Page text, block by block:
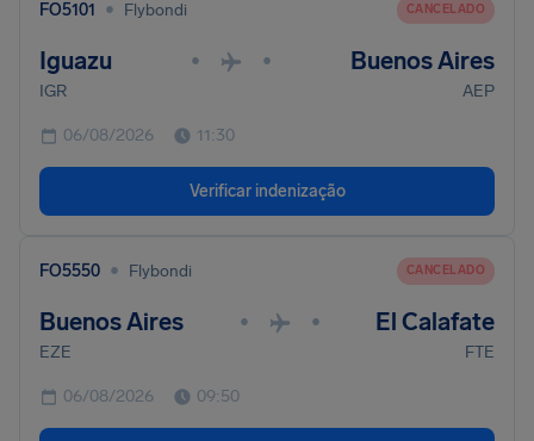
FO5101 • Flybondi CANCELADO
Iguazu • • Buenos Aires
IGR AEP
06/08/2026 11:30
Verificar indenização
FO5550 • Flybondi CANCELADO
Buenos Aires • • El Calafate
EZE FTE
06/08/2026 09:50